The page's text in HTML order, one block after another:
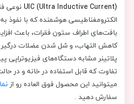
UIC (Ultra Inductive Current) نوعی
الکترومغناطیسی هوشمنده که با نفوذ
بافت‌های اطراف ستون فقرات، باعث
کاهش التهاب، و شل شدن عضلات درگیر
پلاتینر مشابه دستگاه‌های
تفاوت که قابل استفاده در خانه و در
میتوانید این محصول فوق العاده رو از
سفارش دهید .